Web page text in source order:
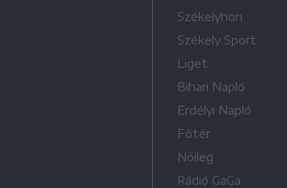
Székelyhon
Székely Sport
Liget
Bihari Napló
Erdélyi Napló
Főtér
Nőileg
Rádió GaGa